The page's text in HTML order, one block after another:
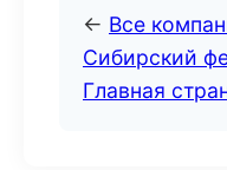
← Все
Сибирский
Главная